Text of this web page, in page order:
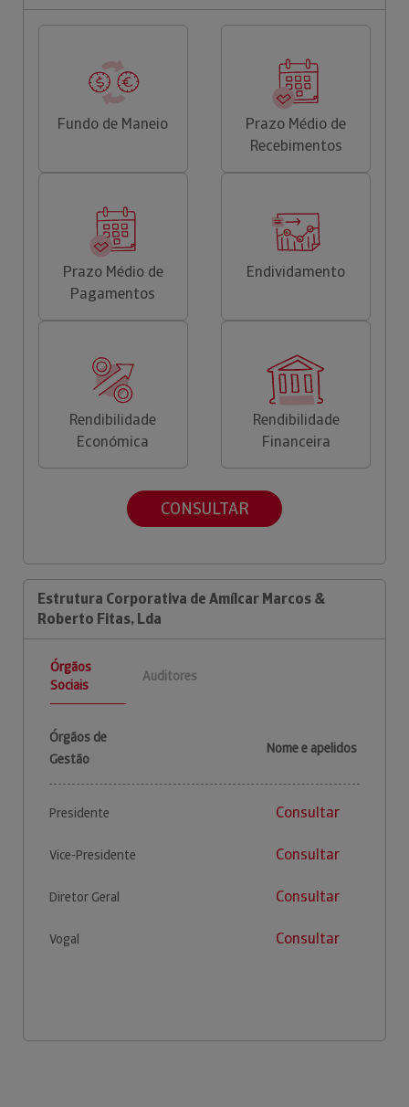
Fundo de Maneio
Prazo Médio de
Recebimentos
Prazo Médio de
Pagamentos
Endividamento
Rendibilidade
Económica
Rendibilidade
Financeira
CONSULTAR
Estrutura Corporativa de Amílcar Marcos &
Roberto Fitas, Lda
Órgãos
Sociais
Auditores
Órgãos de
Gestão
Nome e apelidos
Presidente Consultar
Vice-Presidente Consultar
Diretor Geral Consultar
Vogal Consultar